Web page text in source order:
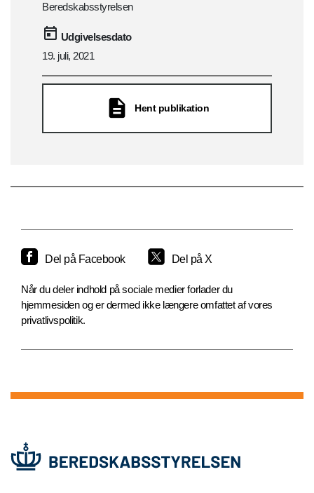
Beredskabsstyrelsen
Udgivelsesdato
19. juli, 2021
Hent publikation
Del på Facebook Del på X
Når du deler indhold på sociale medier forlader du
hjemmesiden og er dermed ikke længere omfattet af vores
privatlivspolitik.